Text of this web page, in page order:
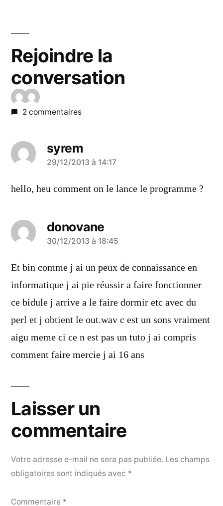
Rejoindre la
conversation
2 commentaires
syrem
a
dit :
29/12/2013 à 14:17
hello, heu comment on le lance le programme ?
donovane
a
dit :
30/12/2013 à 18:45
Et bin comme j ai un peux de connaissance en
informatique j ai pie réussir a faire fonctionner
ce bidule j arrive a le faire dormir etc avec du
perl et j obtient le out.wav c est un sons vraiment
aigu meme ci ce n est pas un tuto j ai compris
comment faire mercie j ai 16 ans
Laisser un
commentaire
Votre adresse e-mail ne sera pas publiée. Les champs
obligatoires sont indiqués avec *
Commentaire *